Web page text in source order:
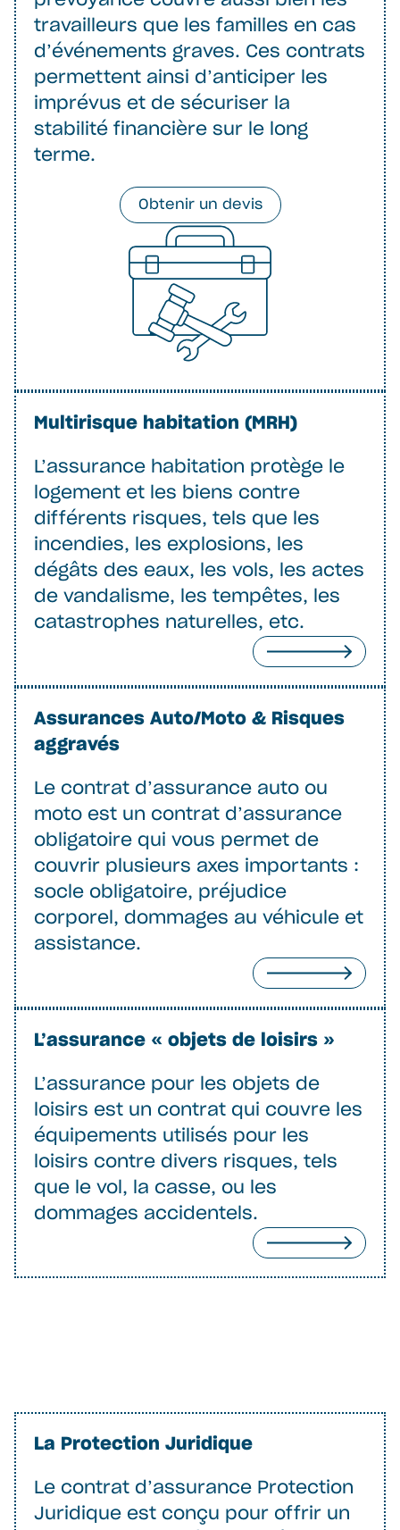
travailleurs que les familles en cas
d’événements graves. Ces contrats
permettent ainsi d’anticiper les
imprévus et de sécuriser la
stabilité financière sur le long
terme.
Obtenir un devis
Multirisque habitation (MRH)
L’assurance habitation protège le
logement et les biens contre
différents risques, tels que les
incendies, les explosions, les
dégâts des eaux, les vols, les actes
de vandalisme, les tempêtes, les
catastrophes naturelles, etc.
Assurances Auto/Moto & Risques
aggravés
Le contrat d’assurance auto ou
moto est un contrat d’assurance
obligatoire qui vous permet de
couvrir plusieurs axes importants :
socle obligatoire, préjudice
corporel, dommages au véhicule et
assistance.
L’assurance « objets de loisirs »
L’assurance pour les objets de
loisirs est un contrat qui couvre les
équipements utilisés pour les
loisirs contre divers risques, tels
que le vol, la casse, ou les
dommages accidentels.
La Protection Juridique
Le contrat d’assurance Protection
Juridique est conçu pour offrir un